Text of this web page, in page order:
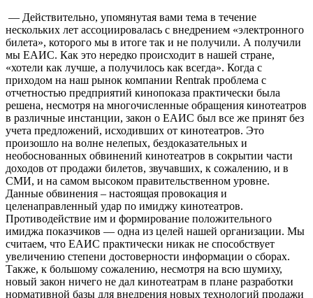
— Действительно, упомянутая вами тема в течение
нескольких лет ассоциировалась с внедрением «электронного
билета», которого мы в итоге так и не получили. А получили
мы ЕАИС. Как это нередко происходит в нашей стране,
«хотели как лучше, а получилось как всегда». Когда с
приходом на наш рынок компании Rentrak проблема с
отчетностью предприятий кинопоказа практически была
решена, несмотря на многочисленные обращения кинотеатров
в различные инстанции, закон о ЕАИС был все же принят без
учета предложений, исходивших от кинотеатров. Это
произошло на волне нелепых, бездоказательных и
необоснованных обвинений кинотеатров в сокрытии части
доходов от продажи билетов, звучавших, к сожалению, и в
СМИ, и на самом высоком правительственном уровне.
Данные обвинения – настоящая провокация и
целенаправленный удар по имиджу кинотеатров.
Противодействие им и формирование положительного
имиджа показчиков — одна из целей нашей организации. Мы
считаем, что ЕАИС практически никак не способствует
увеличению степени достоверности информации о сборах.
Также, к большому сожалению, несмотря на всю шумиху,
новый закон ничего не дал кинотеатрам в плане разработки
нормативной базы для внедрения новых технологий продажи